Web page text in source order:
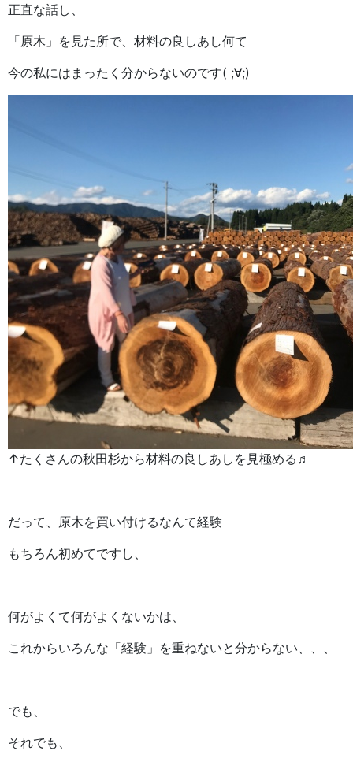
正直な話し、
「原木」を見た所で、材料の良しあし何て
今の私にはまったく分からないのです( ;∀;)
↑たくさんの秋田杉から材料の良しあしを見極める♬
だって、原木を買い付けるなんて経験
もちろん初めてですし、
何がよくて何がよくないかは、
これからいろんな「経験」を重ねないと分からない、、、
でも、
それでも、